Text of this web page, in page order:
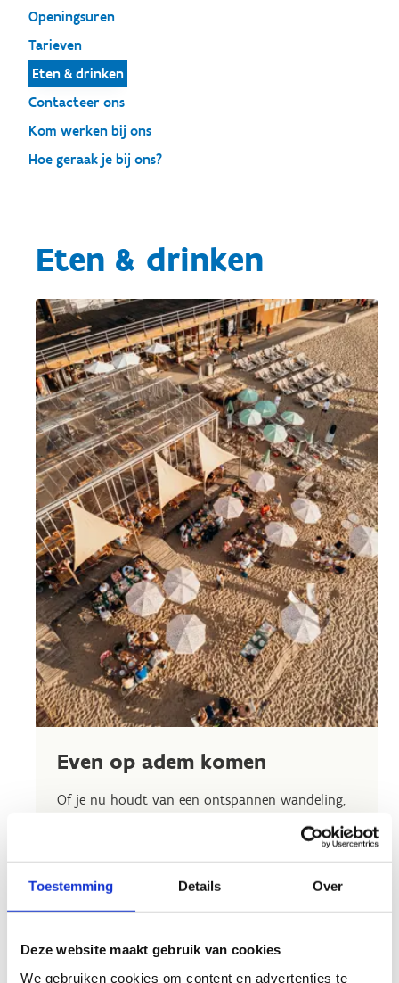
Toestemming Details Over
Deze website maakt gebruik van cookies
We gebruiken cookies om content en advertenties te
Openingsuren
Tarieven
Eten & drinken
Contacteer ons
Kom werken bij ons
Hoe geraak je bij ons?
Eten & drinken
Even op adem komen
Of je nu houdt van een ontspannen wandeling,
een actieve fietstocht of een avontuurlijke tocht
doorheen onze speeltuin: ons centrum is dé plek
om eropuit te trekken
Maar wacht, het wordt nóg beter. Na al dat
van
het Zuiderbad
Geniet van een verfrissend drankje, een